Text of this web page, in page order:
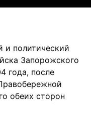
и политический
Запорожского
года, после
обеих сторон